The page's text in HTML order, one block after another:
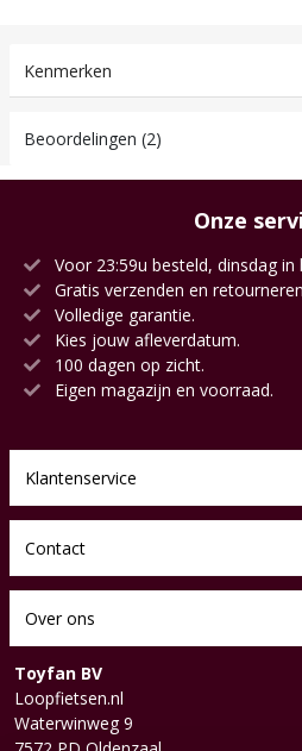
Kenmerken
Beoordelingen (2)
Onze
Voor 23:59u besteld, dinsdag in
Gratis verzenden en
Volledige garantie.
Kies jouw afleverdatum.
100 dagen op zicht.
Eigen magazijn en voorraad.
Klantenservice
Contact
Over ons
Toyfan BV
Loopfietsen.nl
Waterwinweg 9